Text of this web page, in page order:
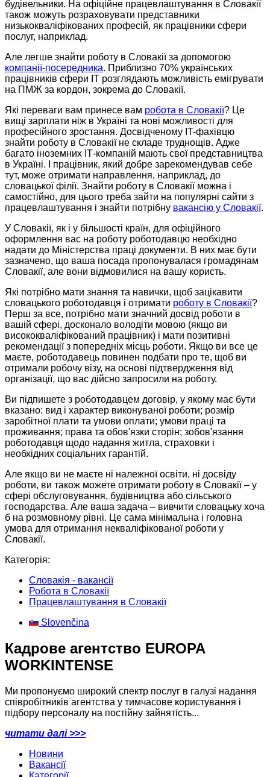
будівельники. На офіційне працевлаштування в Словакії
також можуть розраховувати представники
низькокваліфікованих професій, як працівники сфери
послуг, наприклад.
Але легше знайти роботу в Словакії за допомогою
компанії-посередника. Приблизно 70% українських
працівників сфери IТ розглядають можливість емігрувати
на ПМЖ за кордон, зокрема до Словакії.
Які переваги вам принесе вам робота в Словакії? Це
вищі зарплати ніж в Україні та нові можливості для
професійного зростання. Досвідченому IT-фахівцю
знайти роботу в Словакії не складе труднощів. Адже
багато іноземних ІТ-компаній мають свої представництва
в Україні. І працівник, який добре зарекомендував себе
тут, може отримати направлення, наприклад, до
словацької філії. Знайти роботу в Словакії можна і
самостійно, для цього треба зайти на популярні сайти з
працевлаштування і знайти потрібну вакансію у Словакії.
У Словакії, як і у більшості країн, для офіційного
оформлення вас на роботу роботодавцю необхідно
надати до Міністерства праці документи. В них має бути
зазначено, що ваша посада пропонувалася громадянам
Словакії, але вони відмовилися на вашу користь.
Які потрібно мати знання та навички, щоб зацікавити
словацького роботодавця і отримати роботу в Словакії?
Перш за все, потрібно мати значний досвід роботи в
вашій сфері, досконало володіти мовою (якщо ви
висококваліфікований працівник) і мати позитивні
рекомендації з попередніх місць роботи. Якщо ви все це
маєте, роботодавець повинен подбати про те, щоб ви
отримали робочу візу, на основі підтвердження від
організації, що вас дійсно запросили на роботу.
Ви підпишете з роботодавцем договір, у якому має бути
вказано: вид і характер виконуваної роботи; розмір
заробітної плати та умови оплати; умови праці та
проживання; права та обов'язки сторін; зобов'язання
роботодавця щодо надання житла, страховки і
необхідних соціальних гарантій.
Але якщо ви не маєте ні належної освіти, ні досвіду
роботи, ви також можете отримати роботу в Словакії – у
сфері обслуговування, будівництва або сільського
господарства. Але ваша задача – вивчити словацьку хоча
б на розмовному рівні. Це сама мінімальна і головна
умова для отримання некваліфікованої роботи у
Словакії.
Категорія:
Словакія - вакансії
Робота в Словакії
Працевлаштування в Словакії
Slovenčina
Кадрове агентство EUROPA
WORKINTENSE
Ми пропонуємо широкий спектр послуг в галузі надання
співробітників агентства у тимчасове користування і
підбору персоналу на постійну зайнятість...
читати далі >>>
Новини
Вакансії